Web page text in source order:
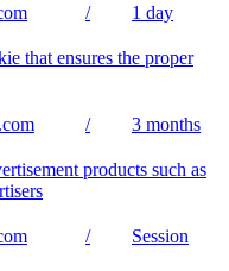
/ 1 day
that ensures the proper
/ 3 months
products such as
/ Session